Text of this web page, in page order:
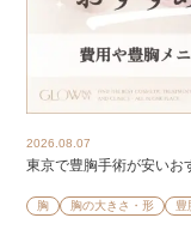
2026.08.07
東京で豊胸手術が安いお
胸 胸の大きさ・形 豊